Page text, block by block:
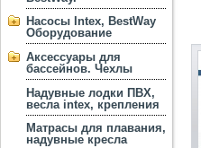
Насосы Intex, BestWay
Оборудование
Аксессуары для
бассейнов. Чехлы
Надувные лодки ПВХ,
весла intex, крепления
Матрасы для плавания,
надувные кресла